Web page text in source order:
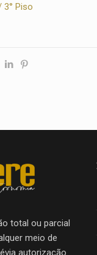
3° Piso
total ou parcial
meio de
autorização.